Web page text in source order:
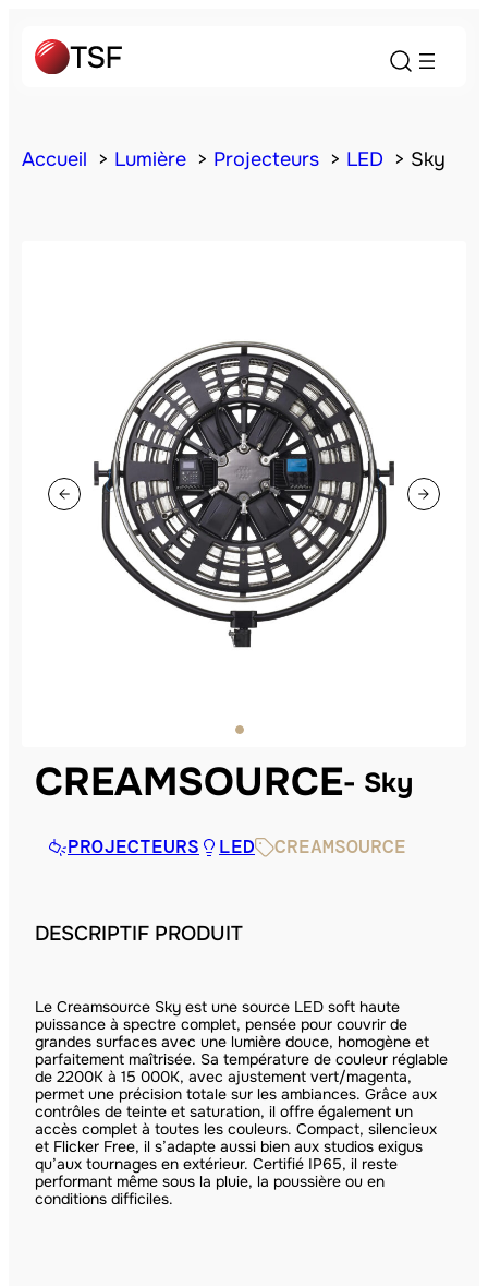
Accueil Lumière Projecteurs LED Sky
CREAMSOURCE Sky
PROJECTEURS LED CREAMSOURCE
DESCRIPTIF PRODUIT
Le Creamsource Sky est une source LED soft haute
puissance à spectre complet, pensée pour couvrir de
grandes surfaces avec une lumière douce, homogène et
parfaitement maîtrisée. Sa température de couleur réglable
de 2200K à 15 000K, avec ajustement vert/magenta,
permet une précision totale sur les ambiances. Grâce aux
contrôles de teinte et saturation, il offre également un
accès complet à toutes les couleurs. Compact, silencieux
et Flicker Free, il s’adapte aussi bien aux studios exigus
qu’aux tournages en extérieur. Certifié IP65, il reste
performant même sous la pluie, la poussière ou en
conditions difficiles.